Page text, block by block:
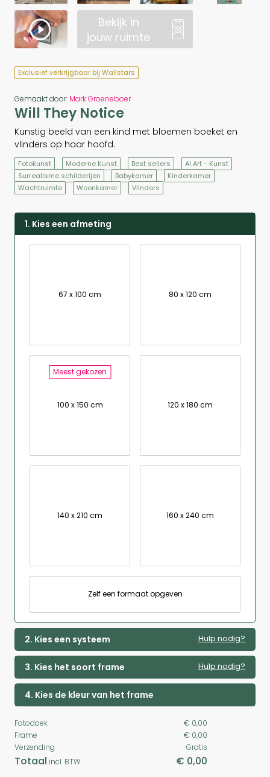
Bekijk in
jouw ruimte
Exclusief verkrijgbaar bij Wallstars
Gemaakt door: Mark Groeneboer
Will They Notice
Kunstig beeld van een kind met bloemen boeket en
vlinders op haar hoofd.
Fotokunst Moderne Kunst Best sellers
AI Art - Kunst
Surrealisme schilderijen
Babykamer
Kinderkamer
Wachtruimte
Woonkamer Vlinders
1. Kies een afmeting
67 x 100 cm 80 x 120 cm
Meest gekozen
100 x 150 cm 120 x 180 cm
140 x 210 cm 160 x 240 cm
Zelf een formaat opgeven
2. Kies een systeem Hulp nodig?
3. Kies het soort frame Hulp nodig?
4. Kies de kleur van het frame
Fotodoek
€ 0,00
Frame
€ 0,00
Verzending
Gratis
Totaal incl. BTW € 0,00